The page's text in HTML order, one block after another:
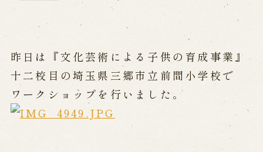
公演カレンダー
開催中の公演
近日開催の公演
昨日は『文化芸術による子供の育成事業』
十二校目の埼玉県三郷市立前間小学校で
ワークショップを行いました。